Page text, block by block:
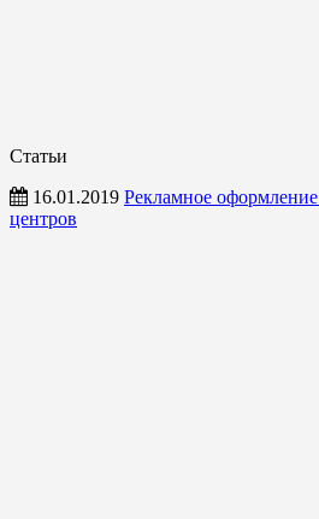
Статьи
16.01.2019 Рекламное
центров